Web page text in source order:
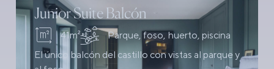
Junior Suite Balcón
41m²
Parque, foso, huerto, piscina
El único balcón del castillo con vistas al parque y